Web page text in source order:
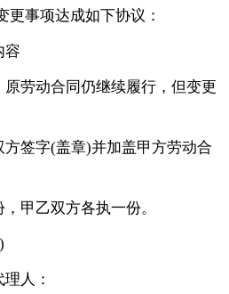
更事项达成如下协议：
容
劳动合同仍继续履行，但变更
签字(盖章)并加盖甲方劳动合
甲乙双方各执一份。
人：